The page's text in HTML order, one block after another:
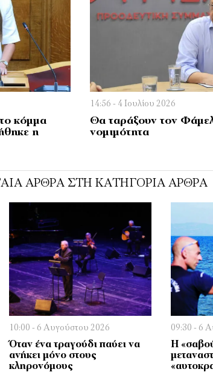
κόμμα
η
14:56 - 4 Ιουλίου 2026
Θα ταράξουν τον
νομιμότητα
ΆΡΘΡΑ ΣΤΗ ΚΑΤΗΓΟΡΊΑ ΆΡΘΡΑ
10:00 - 6 Αυγούστου 2026
Όταν ένα τραγούδι παύει να
ανήκει μόνο στους
κληρονόμους
09:30 - 6
Η